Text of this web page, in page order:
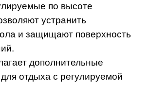
по высоте
устранить
и защищают поверхность
дополнительные
отдыха с регулируемой